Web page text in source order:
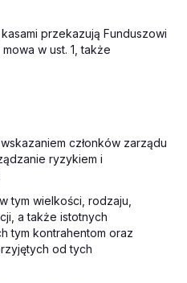
przekazują Funduszowi
w ust. 1, także
członków zarządu
ryzykiem i
tym wielkości, rodzaju,
a także istotnych
tym kontrahentom oraz
od tych